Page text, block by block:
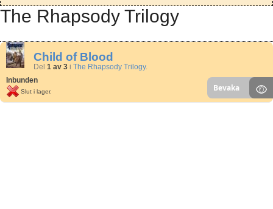
The Rhapsody Trilogy
Child of Blood
Del 1 av 3 i The Rhapsody Trilogy.
Inbunden
Slut i lager. Bevaka